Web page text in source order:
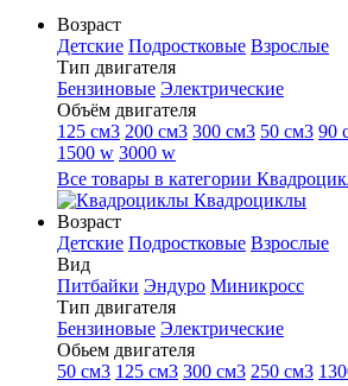
Возраст
Детские Подростковые Взрослые
Тип двигателя
Бензиновые Электрические
Объём двигателя
125 см3 200 см3 300 см3 50 см3 90
1500 w 3000 w
Все товары в категории
Квадроциклы
Возраст
Детские Подростковые Взрослые
Вид
Питбайки Эндуро Миникросс
Тип двигателя
Бензиновые Электрические
Обьем двигателя
50 см3 125 см3 300 см3 250 см3